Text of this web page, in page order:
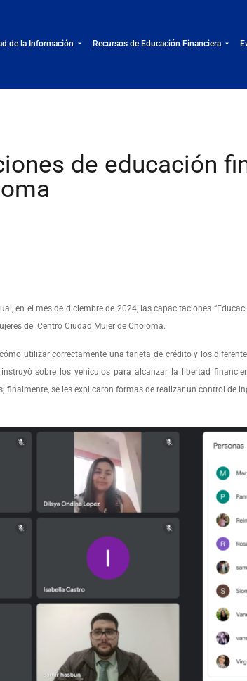
de la Información Recursos de Educación Financiera
de educación
en el mes de diciembre de 2024, las capacitaciones
del Centro Ciudad Mujer de Choloma.
utilizar correctamente una tarjeta de crédito y los
sobre los vehículos para alcanzar la libertad
se les explicaron formas de realizar un control de